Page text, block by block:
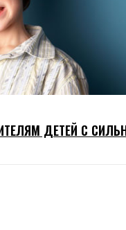
ДЕТЕЙ С